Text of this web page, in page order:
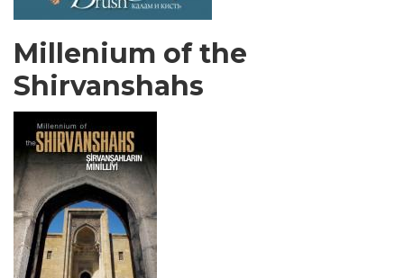
Millenium of the
Shirvanshahs